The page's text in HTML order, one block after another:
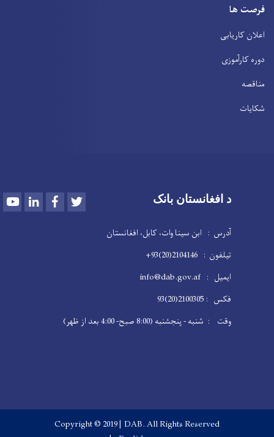
فرصت ها
اعلان کاریابی
دوره کارآموزی
مناقصه
شکایات
د افغانستان بانک YoutubeLinkedInFacebook
آدرس : ابن سینا وات، کابل، افغانستان
تیلفون : 2104146(20)93+
ایمیل : info@dab.gov.af
فکس : 2100305(20)93
وقت : شنبه - پنجشنبه (8:00 صبح- 4:00 بعد از ظهر)
Copyright © 2019 | DAB. All Rights Reserved